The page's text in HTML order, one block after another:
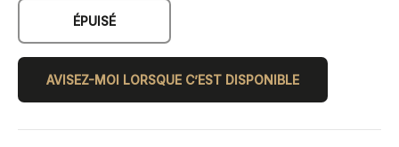
ÉPUISÉ
AVISEZ-MOI LORSQUE C’EST DISPONIBLE